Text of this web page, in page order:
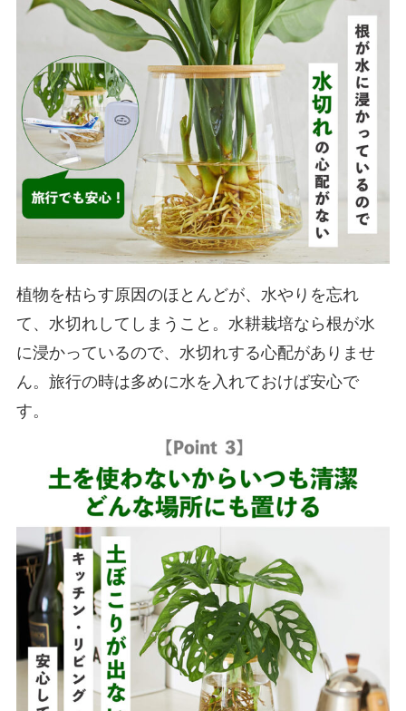
植物を枯らす原因のほとんどが、水やりを忘れ
て、水切れしてしまうこと。水耕栽培なら根が水
に浸かっているので、水切れする心配がありませ
ん。旅行の時は多めに水を入れておけば安心で
す。